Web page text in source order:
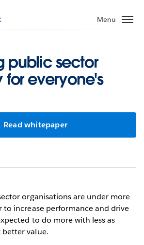
Menu
public sector
everyone's
Read whitepaper
organisations are under more
to increase performance and drive
to do more with less as
better value.